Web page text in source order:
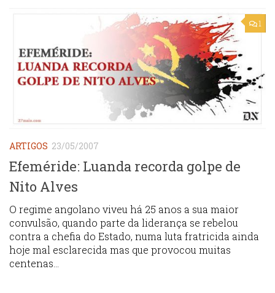
1
ARTIGOS 23/05/2007
Efeméride: Luanda recorda golpe de
Nito Alves
O regime angolano viveu há 25 anos a sua maior
convulsão, quando parte da liderança se rebelou
contra a chefia do Estado, numa luta fratricida ainda
hoje mal esclarecida mas que provocou muitas
centenas...